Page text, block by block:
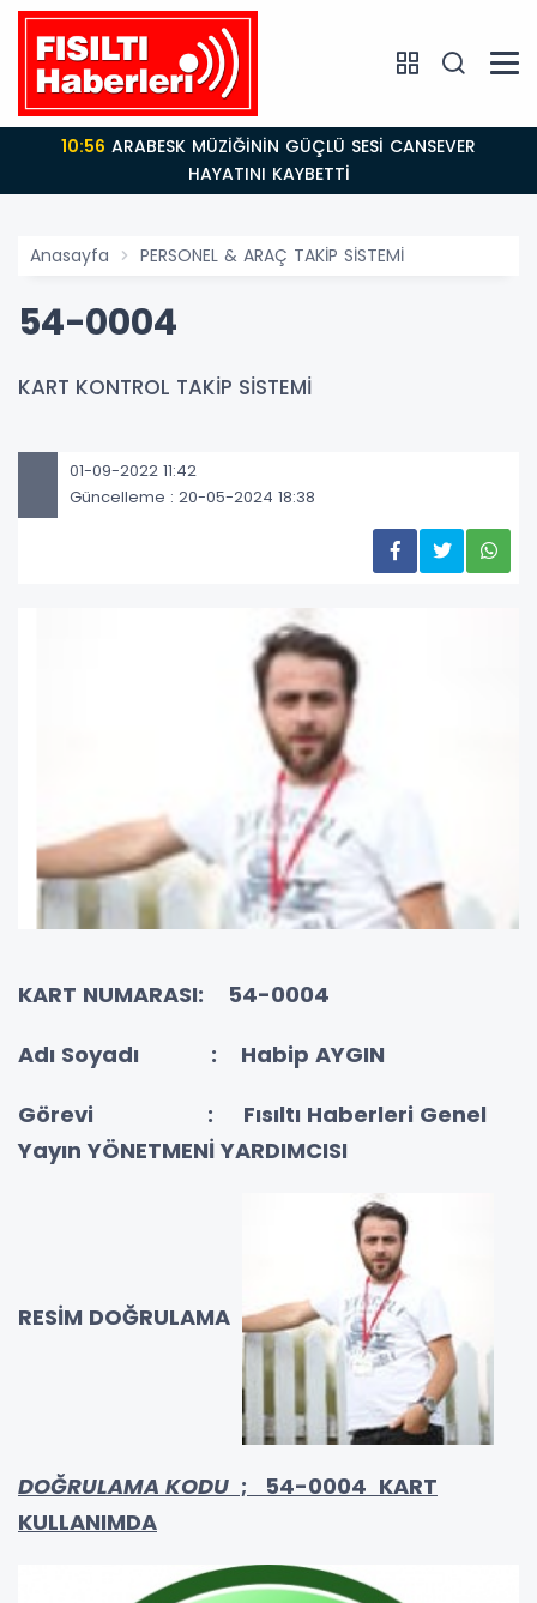
10:56
HAYATINI KAYBETTİ
Anasayfa PERSONEL & ARAÇ TAKİP SİSTEMİ
54-0004
KART KONTROL TAKİP SİSTEMİ
01-09-2022 11:42
Güncelleme : 20-05-2024 18:38
KART NUMARASI: 54-0004
Adı Soyadı : Habip AYGIN
Görevi :
Fısıltı Haberleri Genel
Yayın YÖNETMENİ YARDIMCISI
RESİM DOĞRULAMA
DOĞRULAMA KODU ; 54-0004 KART
KULLANIMDA